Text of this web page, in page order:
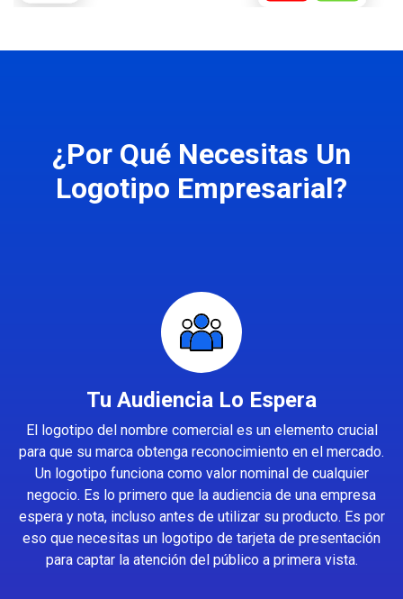
¿Por Qué Necesitas Un
Logotipo Empresarial?
Tu Audiencia Lo Espera
El logotipo del nombre comercial es un elemento crucial
para que su marca obtenga reconocimiento en el mercado.
Un logotipo funciona como valor nominal de cualquier
negocio. Es lo primero que la audiencia de una empresa
espera y nota, incluso antes de utilizar su producto. Es por
eso que necesitas un logotipo de tarjeta de presentación
para captar la atención del público a primera vista.